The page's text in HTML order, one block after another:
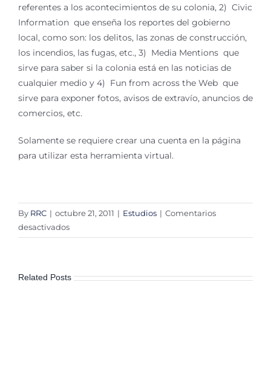
referentes a los acontecimientos de su colonia, 2) Civic
Information que enseña los reportes del gobierno
local, como son: los delitos, las zonas de construcción,
los incendios, las fugas, etc., 3) Media Mentions que
sirve para saber si la colonia está en las noticias de
cualquier medio y 4) Fun from across the Web que
sirve para exponer fotos, avisos de extravío, anuncios de
comercios, etc.
Solamente se requiere crear una cuenta en la página
para utilizar esta herramienta virtual.
By RRC | octubre 21, 2011 | Estudios | Comentarios
desactivadosen
EveryBlock,
que
Related Posts